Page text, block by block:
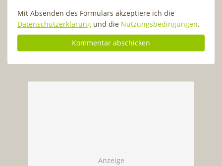
Mit Absenden des Formulars akzeptiere ich die
Datenschutzerklärung und die Nutzungsbedingungen.